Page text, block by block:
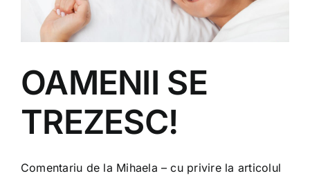
OAMENII SE
TREZESC!
Comentariu de la Mihaela – cu privire la articolul